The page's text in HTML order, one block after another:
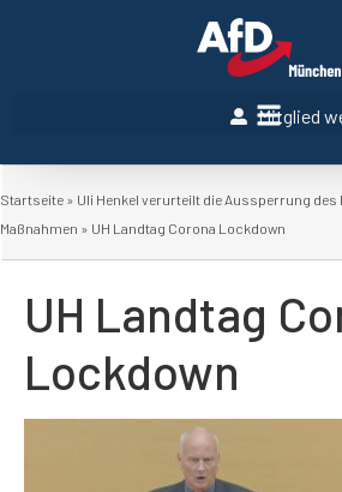
Mitglied
Startseite » Uli Henkel verurteilt die Aussperrung des
Maßnahmen » UH Landtag Corona Lockdown
UH Landtag
Lockdown